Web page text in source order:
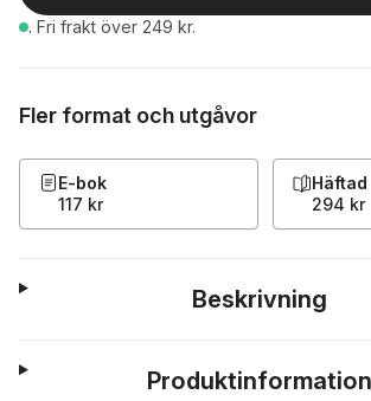
. Fri frakt över 249 kr.
Fler format och utgåvor
E-bok
117 kr
Häftad
294 kr
Beskrivning
Produktinformation